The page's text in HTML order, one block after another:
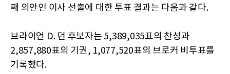
째 의안인 이사 선출에 대한 투표 결과는 다음과 같다.
브라이언 D. 던 후보자는 5,389,035표의 찬성과
2,857,880표의 기권, 1,077,520표의 브로커 비투표를
기록했다.